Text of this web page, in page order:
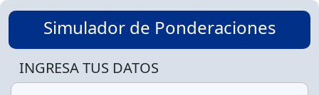
Simulador de Ponderaciones
INGRESA TUS DATOS